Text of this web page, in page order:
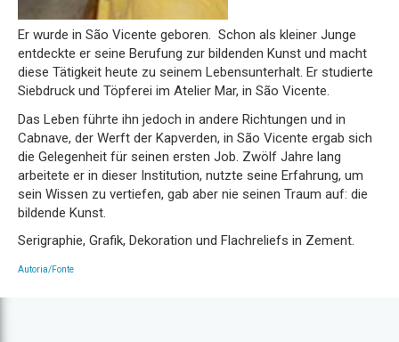
Er wurde in São Vicente geboren. Schon als kleiner Junge
entdeckte er seine Berufung zur bildenden Kunst und macht
diese Tätigkeit heute zu seinem Lebensunterhalt. Er studierte
Siebdruck und Töpferei im Atelier Mar, in São Vicente.
Das Leben führte ihn jedoch in andere Richtungen und in
Cabnave, der Werft der Kapverden, in São Vicente ergab sich
die Gelegenheit für seinen ersten Job. Zwölf Jahre lang
arbeitete er in dieser Institution, nutzte seine Erfahrung, um
sein Wissen zu vertiefen, gab aber nie seinen Traum auf: die
bildende Kunst.
Serigraphie, Grafik, Dekoration und Flachreliefs in Zement.
Autoria/Fonte